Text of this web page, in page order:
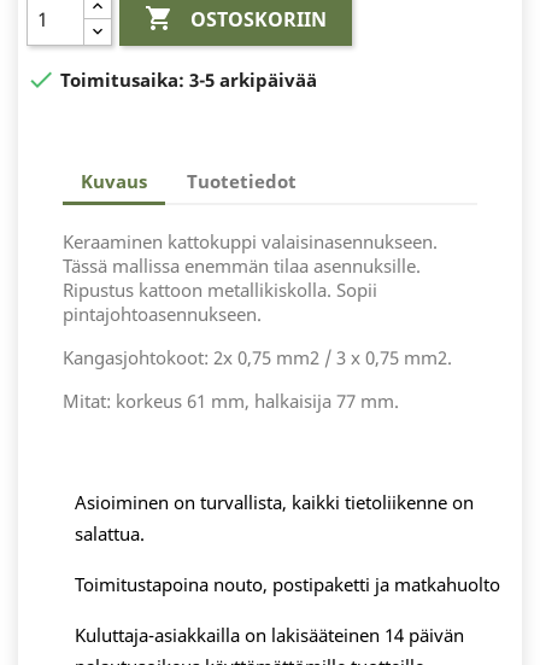
 OSTOSKORIIN
 Toimitusaika: 3-5 arkipäivää
Kuvaus Tuotetiedot
Keraaminen kattokuppi valaisinasennukseen.
Tässä mallissa enemmän tilaa asennuksille.
Ripustus kattoon metallikiskolla. Sopii
pintajohtoasennukseen.
Kangasjohtokoot: 2x 0,75 mm2 / 3 x 0,75 mm2.
Mitat: korkeus 61 mm, halkaisija 77 mm.
Asioiminen on turvallista, kaikki tietoliikenne on
salattua.
Toimitustapoina nouto, postipaketti ja matkahuolto
Kuluttaja-asiakkailla on lakisääteinen 14 päivän